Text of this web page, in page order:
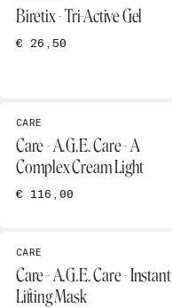
Biretix - Tri-Active Gel
€ 26,50
CARE
Care - A.G.E. Care - A
Complex Cream Light
€ 116,00
CARE
Care - A.G.E. Care - Instant
Lifting Mask